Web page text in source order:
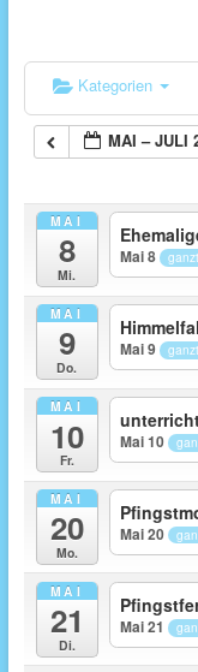
Kategorien
MAI – JULI
MAI
8
Mi.
Mai 8
MAI
9
Do.
Mai 9
MAI
10
Fr.
Mai 10
MAI
20
Mo.
Mai 20
MAI
21
Di.
Mai 21